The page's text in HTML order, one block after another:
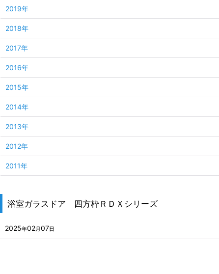
浴室ガラスドア 四方枠ＲＤＸシリーズ
2025年02月07日
2019年
2018年
2017年
2016年
2015年
2014年
2013年
2012年
2011年